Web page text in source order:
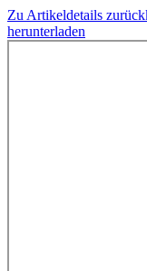
Zu Artikeldetails
herunterladen